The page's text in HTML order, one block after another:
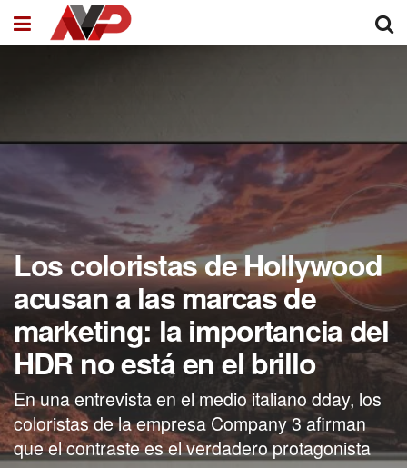
Los coloristas de Hollywood
acusan a las marcas de
marketing: la importancia del
HDR no está en el brillo
En una entrevista en el medio italiano dday, los
coloristas de la empresa Company 3 afirman
que el contraste es el verdadero protagonista